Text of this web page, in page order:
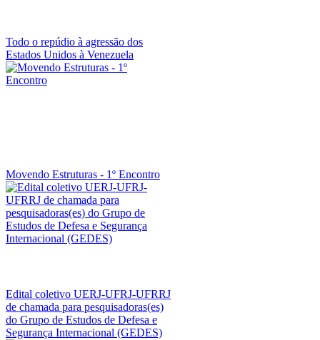
Todo o repúdio à agressão dos
Estados Unidos à Venezuela
Movendo Estruturas - 1º Encontro
Edital coletivo UERJ-UFRJ-UFRRJ
de chamada para pesquisadoras(es)
do Grupo de Estudos de Defesa e
Segurança Internacional (GEDES)